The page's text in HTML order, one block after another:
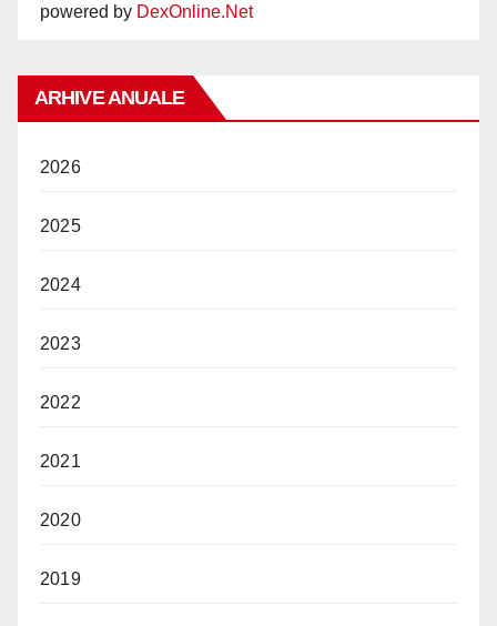
powered by DexOnline.Net
ARHIVE ANUALE
2026
2025
2024
2023
2022
2021
2020
2019